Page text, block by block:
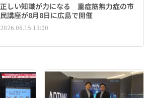
正しい知識が力になる 重症筋無力症の市
民講座が8月8日に広島で開催
2026.06.15 13:00